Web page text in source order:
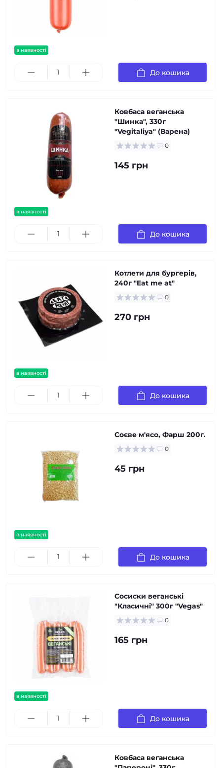
в наявності
До кошика
в наявності
Ковбаса веганська
"Шинка", 330г
"Vegitaliya" (Варена)
0
145 грн
До кошика
в наявності
Котлети для бургерів,
240г "Eat me at"
0
270 грн
До кошика
в наявності
Соєве м'ясо, Фарш 200г.
0
45 грн
До кошика
в наявності
Сосиски веганські
"Класичні" 300г "Vegas"
0
165 грн
До кошика
Ковбаса веганська